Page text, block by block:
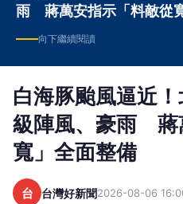
雨 蔣萬安指示「料敵從
向下繼續閱讀
白海豚颱風逼近
級陣風、豪雨 蔣
寬」全面整備
台 台灣好新聞2026-08-06